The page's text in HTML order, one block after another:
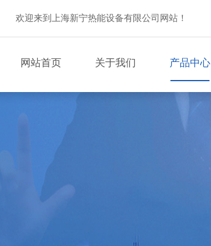
欢迎来到上海新宁热能设备有限公司网站！
网站首页 关于我们 产品中心